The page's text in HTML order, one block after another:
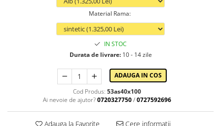
Material Rama:
IN STOC
Durata de livrare:10 - 14 zile
ADAUGA IN COS
Cod Produs: 53as40x100
Ai nevoie de ajutor? 0720327750 /0727592696
Adauga la Favorite Cere informatii